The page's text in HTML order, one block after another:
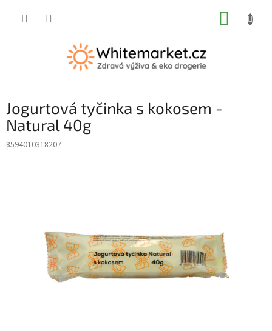
Jogurtová tyčinka s kokosem -
Natural 40g
8594010318207